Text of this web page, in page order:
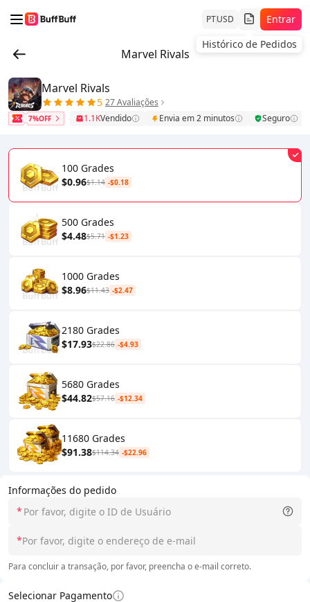
PTUSD
Histórico de Pedidos
Entrar
Marvel Rivals
Informações do pedido
*
*
Para concluir a transação, por favor, preencha o e-mail correto.
Selecionar Pagamento
Marvel Rivals
5 27 Avaliações
7%OFF 1.1KVendido Envia em 2 minutos Seguro
100 Grades
$0.96$1.14 -$0.18
500 Grades
$4.48$5.71 -$1.23
1000 Grades
$8.96$11.43 -$2.47
2180 Grades
$17.93$22.86 -$4.93
5680 Grades
$44.82$57.16 -$12.34
11680 Grades
$91.38$114.34 -$22.96